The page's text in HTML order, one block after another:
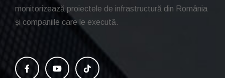
monitorizează proiectele de infrastructură din România
și companiile care le execută.